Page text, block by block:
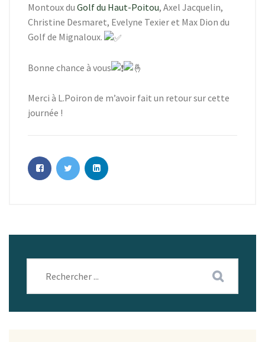
Montoux du Golf du Haut-Poitou, Axel Jacquelin,
Christine Desmaret, Evelyne Texier et Max Dion du
Golf de Mignaloux.
Bonne chance à vous
Merci à L.Poiron de m’avoir fait un retour sur cette
journée !